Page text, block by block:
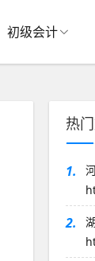
初级会计
热
1.
2.